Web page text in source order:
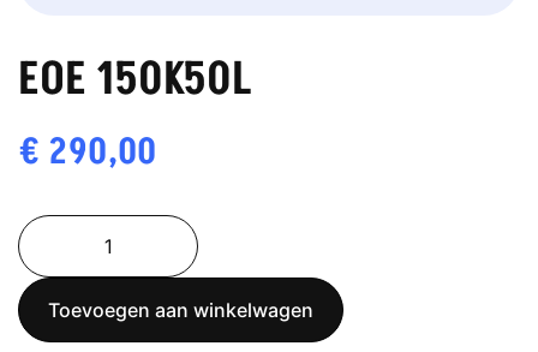
EOE 150K50L
€ 290,00
EOE
150K50L
aantal
Toevoegen aan winkelwagen